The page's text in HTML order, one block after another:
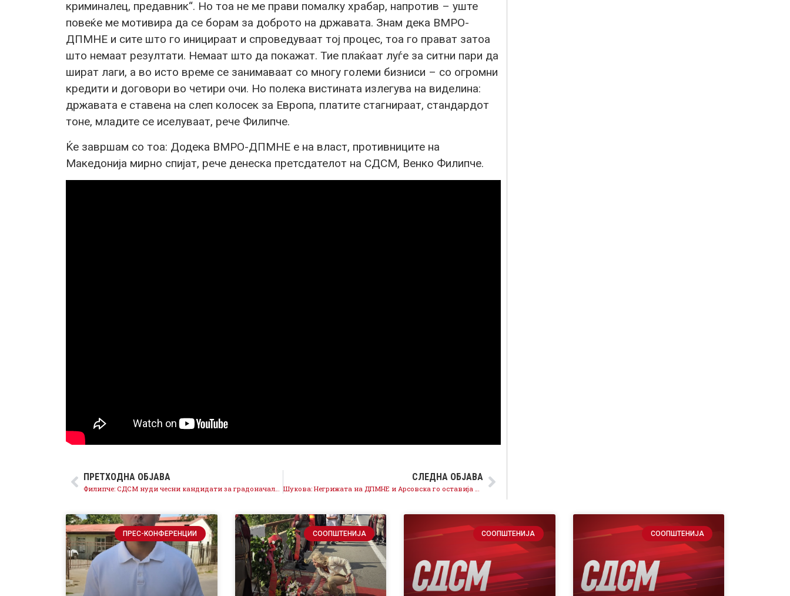
криминалец, предавник“. Но тоа не ме прави помалку храбар, напротив – уште
повеќе ме мотивира да се борам за доброто на државата. Знам дека ВМРО-
ДПМНЕ и сите што го иницираат и спроведуваат тој процес, тоа го прават затоа
што немаат резултати. Немаат што да покажат. Тие плаќаат луѓе за ситни пари да
шират лаги, а во исто време се занимаваат со многу големи бизниси – со огромни
кредити и договори во четири очи. Но полека вистината излегува на виделина:
државата е ставена на слеп колосек за Европа, платите стагнираат, стандардот
тоне, младите се иселуваат, рече Филипче.
Ќе завршам со тоа: Додека ВМРО-ДПМНЕ е на власт, противниците на
Македонија мирно спијат, рече денеска претсдателот на СДСМ, Венко Филипче.
ПРЕТХОДНА ОБЈАВА СЛЕДНА ОБЈАВА
ПРЕС-КОНФЕРЕНЦИИ СООПШТЕНИЈА СООПШТЕНИЈА СООПШТЕНИЈА